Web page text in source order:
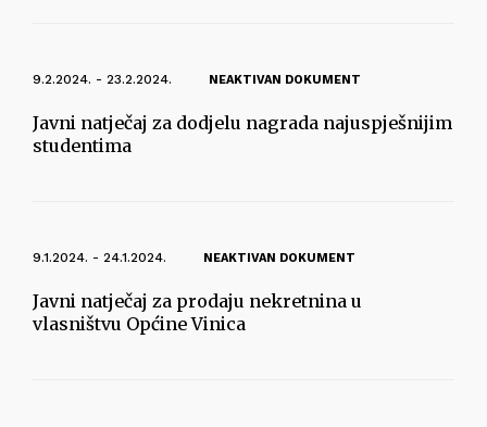
9.2.2024. - 23.2.2024. NEAKTIVAN DOKUMENT
Javni natječaj za dodjelu nagrada najuspješnijim
studentima
9.1.2024. - 24.1.2024. NEAKTIVAN DOKUMENT
Javni natječaj za prodaju nekretnina u
vlasništvu Općine Vinica